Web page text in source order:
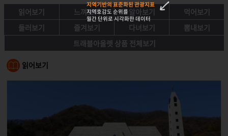
읽어보기 느껴보기 알아보기
먹어보기
둘러보기
즐겨보기 다녀보기
뽐내보기
트래블아울렛 상품 전체보기
읽어보기
지역기반의 표준화된 관광지표
지역호감도 순위를
월간 단위로 시각화한 데이터